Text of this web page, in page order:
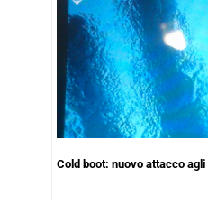
Cold boot: nuovo attacco